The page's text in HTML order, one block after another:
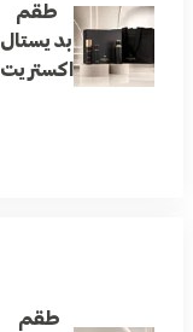
طقم
بديستال
اكستريت
طقم